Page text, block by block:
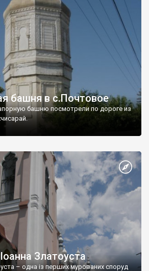
башня в с.Почтовое
башню посмотрели по дороге из
Златоуста
– одна із перших мурованих споруд